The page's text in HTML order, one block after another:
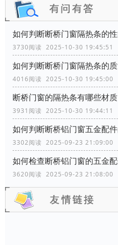
如何判断断桥门窗隔热条的
3730阅读 2025-10-30 19:45:51
如何判断断桥门窗隔热条的
4016阅读 2025-10-30 19:45:00
断桥门窗的隔热条有哪些材质
3931阅读 2025-10-30 19:44:11
如何判断断桥铝门窗五金配
3302阅读 2025-09-23 21:09:00
如何检查断桥铝门窗的五金配
3620阅读 2025-09-23 21:08:00